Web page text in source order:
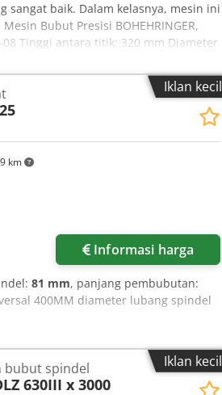
sangat baik. Dalam kelasnya, mesin ini
Bubut Presisi BOHEHRINGER,
Tinggi antara titik: 320 mm Diameter
bubut efektif: sekitar 1.000 mm
penggerak: 24 kW Torsi maksimum:
0,03 – 28 mm/putaran 60 umpan
4.00 x 1.525 mm Chjdpfezlm Ucex
- Penyangga dasar alat Parat -
bubut T 315 mm termasuk berbagai
ke alas - Lampu mesin - Buku
memanjang dan melintang
menyeluruh dan, jika diminta, dapat
Iklan kecil
km
Informasi harga
81 mm, panjang pembubutan:
400MM diameter lubang spindel
Iklan kecil
bubut spindel
630III x 3000